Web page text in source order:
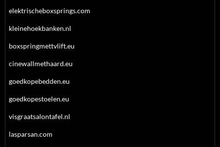
elektrischeboxsprings.com
kleinehoekbanken.nl
boxspringmettvlift.eu
cinewallmethaard.eu
goedkopebedden.eu
goedkopestoelen.eu
visgraatsalontafel.nl
lasparsan.com